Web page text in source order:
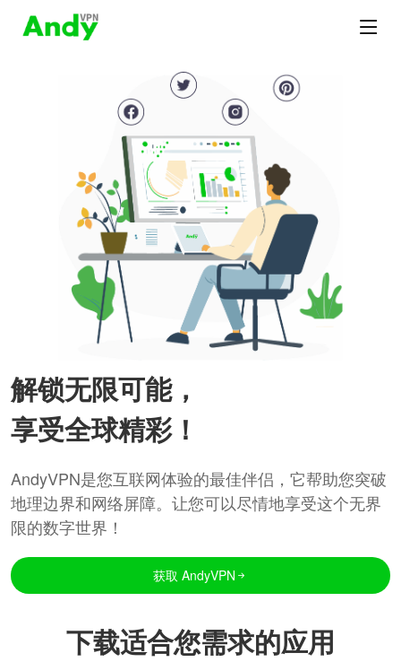
解锁无限可能，
享受全球精彩！
AndyVPN是您互联网体验的最佳伴侣，它帮助您突破
地理边界和网络屏障。让您可以尽情地享受这个无界
限的数字世界！
获取 AndyVPN
下载适合您需求的应用